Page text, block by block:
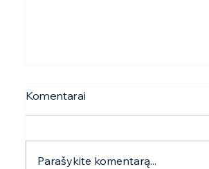
Komentarai
Parašykite komentarą...